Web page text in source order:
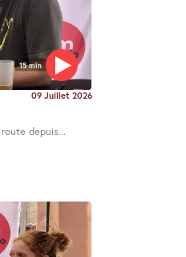
15 min
09 Juillet 2026
depuis...